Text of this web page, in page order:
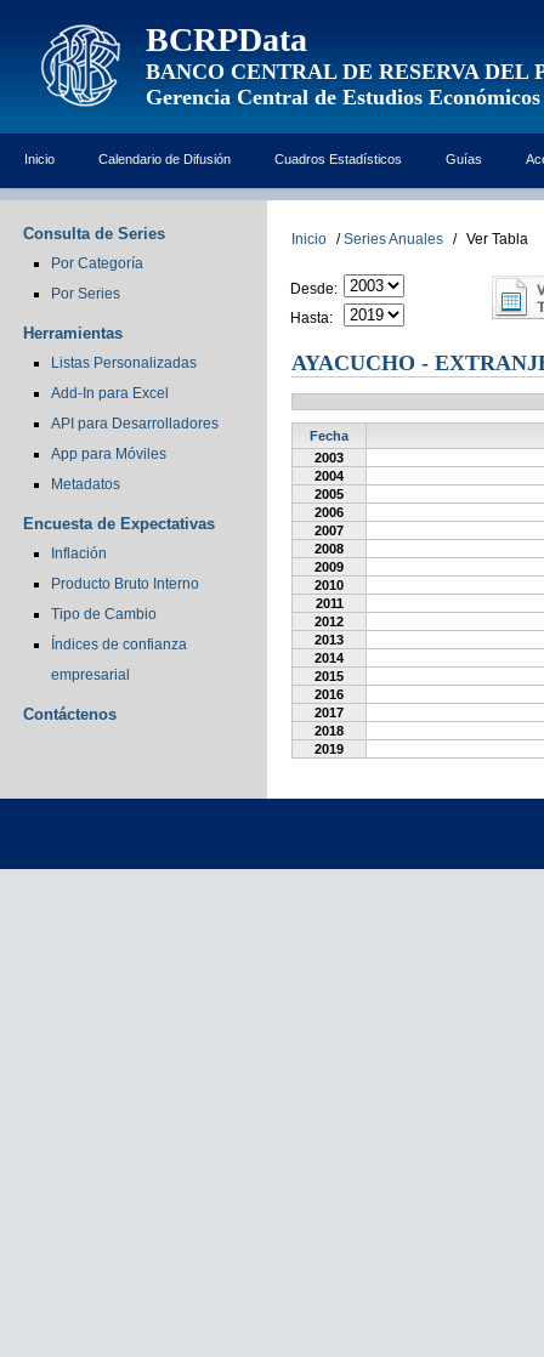
BCRPData
BANCO CENTRAL DE RESERVA DEL
Gerencia Central de Estudios Económicos
Inicio Calendario de Difusión Cuadros Estadísticos Guías
Consulta de Series
Por Categoría
Por Series
Herramientas
Listas Personalizadas
Add-In para Excel
API para Desarrolladores
App para Móviles
Metadatos
Encuesta de Expectativas
Inflación
Producto Bruto Interno
Tipo de Cambio
Índices de confianza
empresarial
Contáctenos
Inicio / Series Anuales / Ver Tabla
Desde:
Hasta:
AYACUCHO -
Fecha
2003
2004
2005
2006
2007
2008
2009
2010
2011
2012
2013
2014
2015
2016
2017
2018
2019